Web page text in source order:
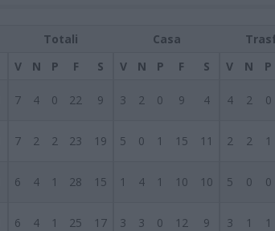
Totali Casa
V N P F S V N P F S V N P
7 4 0 22 9 3 2 0 9 4 4 2 0
7 2 2 23 19 5 0 1 15 11 2 2 1
6 4 1 28 15 1 4 1 10 10 5 0 0
6 4 1 25 17 3 3 0 12 9 3 1 1